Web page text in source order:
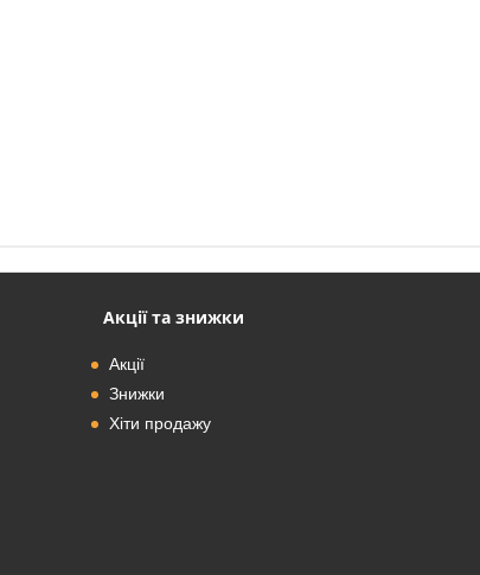
Акції та знижки
Акції
Знижки
Хіти продажу